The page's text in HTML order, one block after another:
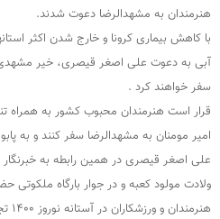
هنرمندان به مشهدالرضا دعوت شدند.
با کاهش بیماری کرونا و خارج شدن اکثر
آبی به دعوت علی اصغر قیصری، خیر
سفر خواهند کرد .
قرار است هنرمندان محبوب کشور به همراه
امیر مومنان به مشهدالرضا سفر کنند و به
علی اصغر قیصری در همین رابطه به
ولادت مولود کعبه و در جوار بارگاه ملکوتی
هنرمندان و ورزشکاران در آستانه نوروز ۱۴۰۰ تجلیل به عمل آوریم.